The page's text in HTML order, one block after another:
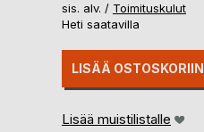
sis. alv. / Toimituskulut
Heti saatavilla
LISÄÄ OSTOSKORIIN
Lisää muistilistalle